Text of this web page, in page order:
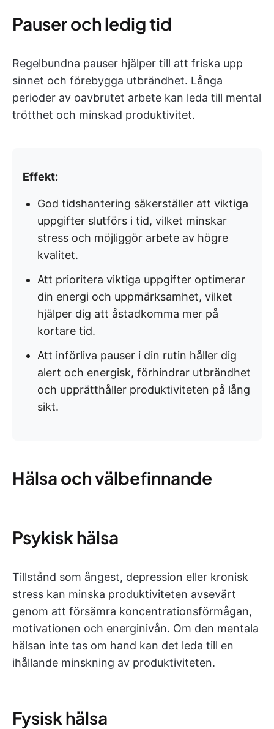
Pauser och ledig tid
Regelbundna pauser hjälper till att friska upp
sinnet och förebygga utbrändhet. Långa
perioder av oavbrutet arbete kan leda till mental
trötthet och minskad produktivitet.
Effekt:
God tidshantering säkerställer att viktiga
uppgifter slutförs i tid, vilket minskar
stress och möjliggör arbete av högre
kvalitet.
Att prioritera viktiga uppgifter optimerar
din energi och uppmärksamhet, vilket
hjälper dig att åstadkomma mer på
kortare tid.
Att införliva pauser i din rutin håller dig
alert och energisk, förhindrar utbrändhet
och upprätthåller produktiviteten på lång
sikt.
Hälsa och välbefinnande
Psykisk hälsa
Tillstånd som ångest, depression eller kronisk
stress kan minska produktiviteten avsevärt
genom att försämra koncentrationsförmågan,
motivationen och energinivån. Om den mentala
hälsan inte tas om hand kan det leda till en
ihållande minskning av produktiviteten.
Fysisk hälsa